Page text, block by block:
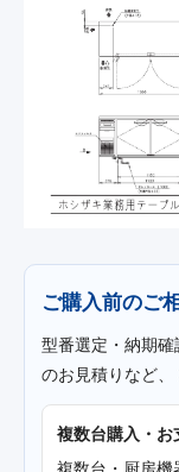
ご購入前のご
型番選定・納期
のお見積りなど、
複数台購入・お
複数台・厨房機